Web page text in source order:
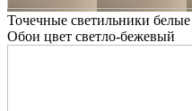
Точечные светильники белые
Обои цвет светло-бежевый